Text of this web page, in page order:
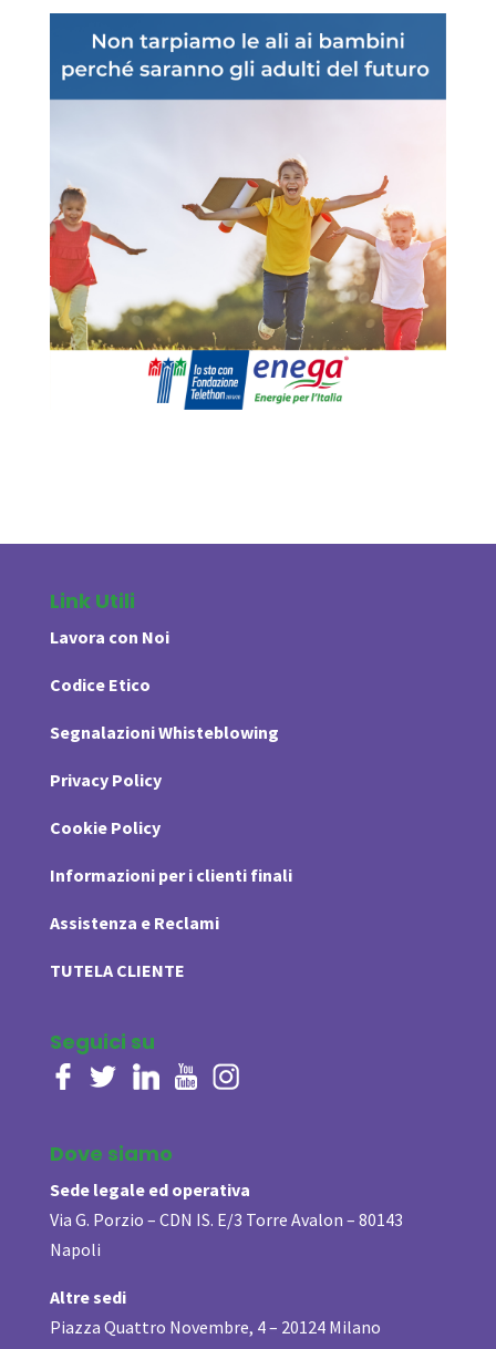
Link Utili
Lavora con Noi
Codice Etico
Segnalazioni Whisteblowing
Privacy Policy
Cookie Policy
Informazioni per i clienti finali
Assistenza e Reclami
TUTELA CLIENTE
Seguici su
Dove siamo
Sede legale ed operativa
Via G. Porzio – CDN IS. E/3 Torre Avalon – 80143
Napoli
Altre sedi
Piazza Quattro Novembre, 4 – 20124 Milano